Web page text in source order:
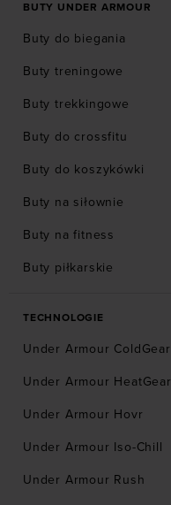
BUTY UNDER ARMOUR
Buty do biegania
Buty treningowe
Buty trekkingowe
Buty do crossfitu
Buty do koszykówki
Buty na siłownie
Buty na fitness
Buty piłkarskie
TECHNOLOGIE
Under Armour ColdGear
Under Armour HeatGear
Under Armour Hovr
Under Armour Iso-Chill
Under Armour Rush